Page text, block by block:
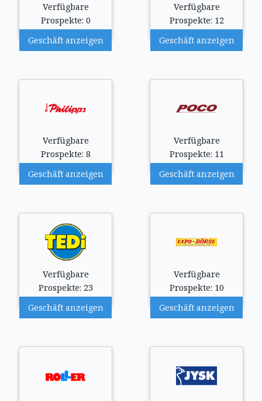
Verfügbare
Prospekte: 0
Geschäft anzeigen
Verfügbare
Prospekte: 12
Geschäft anzeigen
Verfügbare
Prospekte: 8
Geschäft anzeigen
Verfügbare
Prospekte: 11
Geschäft anzeigen
Verfügbare
Prospekte: 23
Geschäft anzeigen
Verfügbare
Prospekte: 10
Geschäft anzeigen